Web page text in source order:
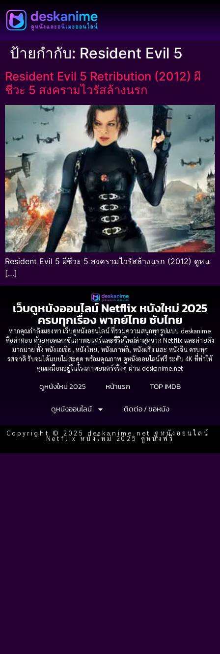
ป้ายกำกับ: Resident Evil 5
Resident Evil 5 Retribution (2012) ผี
ชีวะ 5 สงครามไวรัสล้างนรก
Resident Evil 5 ผีชีวะ 5 สงครามไวรัสล้างนรก (2012) ดูหน
[…]
เว็บดูหนังออนไลน์ Netflix หนังใหม่ 2025
ครบทุกเรื่อง พากย์ไทย ซับไทย
หากคุณกำลังมองหา เว็บดูหนังออนไลน์ ที่รวมความสนุกทุกรูปแบบ deskanime
คือคำตอบ ด้วยคอลเลกชันภาพยนตร์และซีรีส์ใหม่ล่าสุดจาก Netflix และค่ายดัง
มากมาย ทั้ง หนังเอเชีย, หนังไทย, หนังเกาหลี, หนังฝรั่ง และ หนังจีน ครบทุก
รสชาติ รับชมได้แบบไม่สะดุด พร้อมคุณภาพ ดูหนังออนไลน์ฟรี ระดับ 4K ที่ทำให้
คุณเหมือนอยู่ในโรงภาพยนตร์จริงๆ ผ่าน deskanime.net
ดูหนังใหม่ 2025 หน้าแรก
TOP IMDB
ดูหนังออนไลน์
ติดต่อ / ขอหนัง
Copyright © 2025 deskanime.net ดูหนังออนไลน์
Netflix หนังใหม่ 2025 ดูหนังฟรี